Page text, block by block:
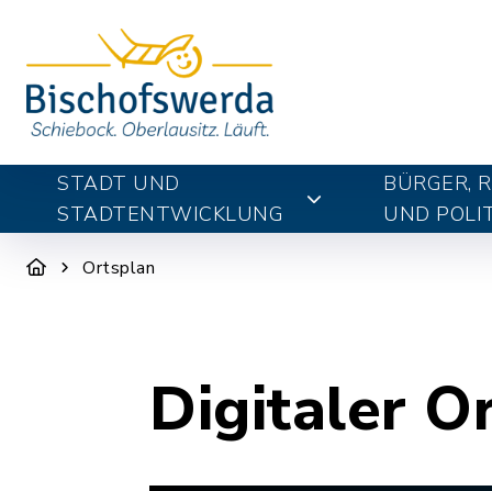
STADT UND
STADTENTWICKLUNG
BÜRGER,
UND
Ortsplan
Digitaler